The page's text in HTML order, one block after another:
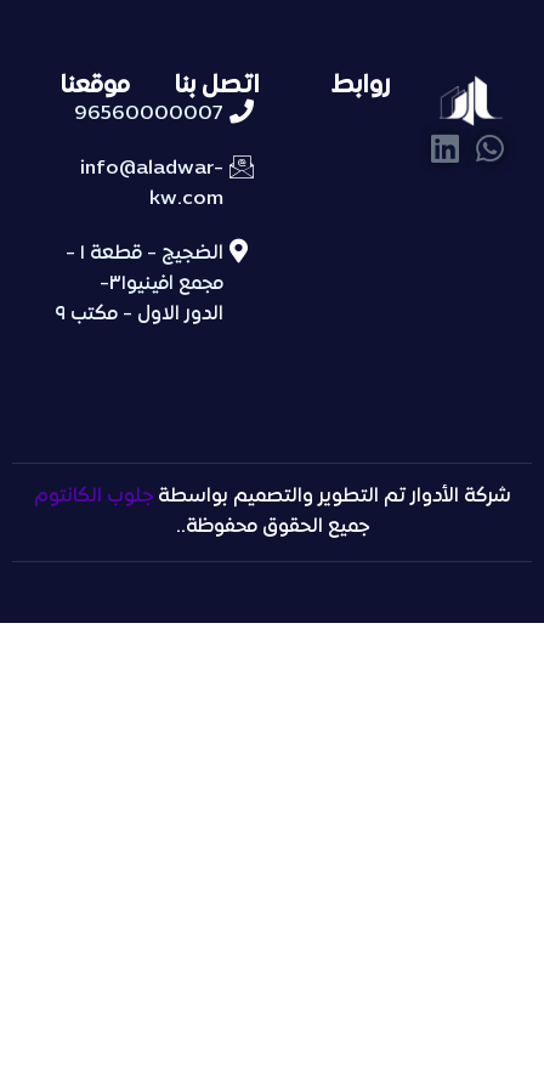
روابط اتصل بنا
96560000007
info@aladwar-
kw.com
الضجيج - قطعة ١ -
مجمع افينيو٣١-
الدور الاول - مكتب ٩
موقعنا
شركة الأدوار تم التطوير والتصميم بواسطةجلوب الكانتوم
جميع الحقوق محفوظة..